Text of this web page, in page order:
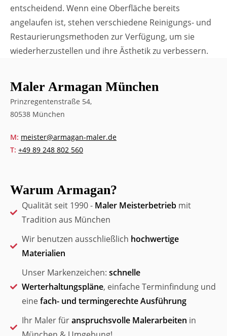
entscheidend. Wenn eine Oberfläche bereits
angelaufen ist, stehen verschiedene Reinigungs- und
Restaurierungsmethoden zur Verfügung, um sie
wiederherzustellen und ihre Ästhetik zu verbessern.
Maler Armagan München
Prinzregentenstraße 54,
80538 München
M: meister@armagan-maler.de
T: +49 89 248 802 560
Warum Armagan?
Qualität seit 1990 - Maler Meisterbetriebmit
Tradition aus München
Wir benutzen ausschließlich hochwertige
Materialien
Unser Markenzeichen: schnelle
Werterhaltungspläne, einfache Terminfindung und
einefach- und termingerechte Ausführung
Ihr Maler füranspruchsvolle Malerarbeiten in